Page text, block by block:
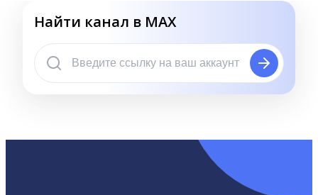
Найти канал в MAX